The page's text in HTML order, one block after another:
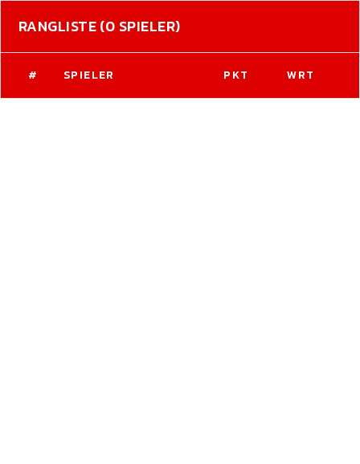
RANGLISTE (0 SPIELER)
# SPIELER PKT WRT